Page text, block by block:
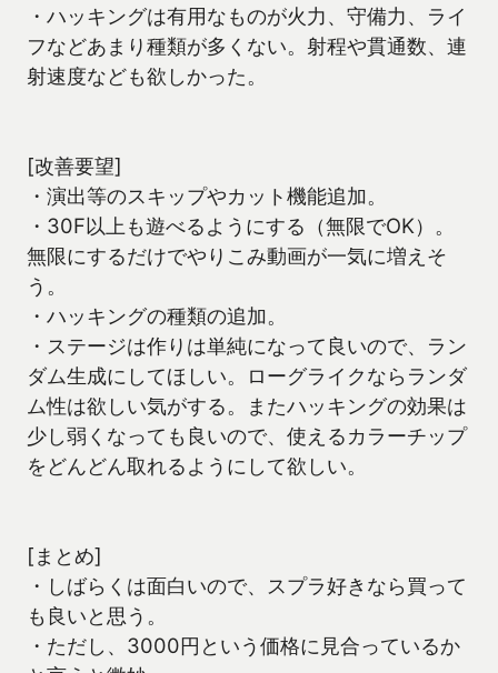
・ハッキングは有用なものが火力、守備力、ライ
フなどあまり種類が多くない。射程や貫通数、連
射速度なども欲しかった。
[改善要望]
・演出等のスキップやカット機能追加。
・30F以上も遊べるようにする（無限でOK）。
無限にするだけでやりこみ動画が一気に増えそ
う。
・ハッキングの種類の追加。
・ステージは作りは単純になって良いので、ラン
ダム生成にしてほしい。ローグライクならランダ
ム性は欲しい気がする。またハッキングの効果は
少し弱くなっても良いので、使えるカラーチップ
をどんどん取れるようにして欲しい。
[まとめ]
・しばらくは面白いので、スプラ好きなら買って
も良いと思う。
・ただし、3000円という価格に見合っているか